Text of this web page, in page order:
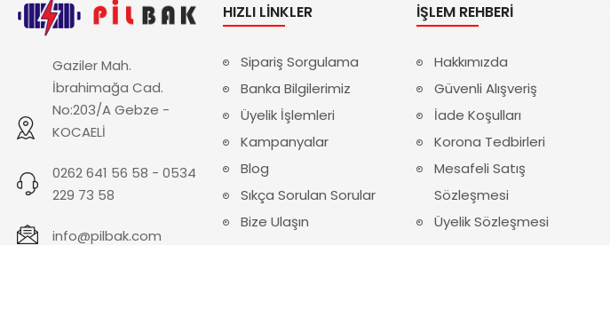
Gaziler Mah.
İbrahimağa Cad.
No:203/A Gebze -
KOCAELİ
0262 641 56 58 - 0534
229 73 58
info@pilbak.com
HIZLI LINKLER
Sipariş Sorgulama
Banka Bilgilerimiz
Üyelik İşlemleri
Kampanyalar
Blog
Sıkça Sorulan Sorular
Bize Ulaşın
İŞLEM REHBERI
Hakkımızda
Güvenli Alışveriş
İade Koşulları
Korona Tedbirleri
Mesafeli Satış
Sözleşmesi
Üyelik Sözleşmesi